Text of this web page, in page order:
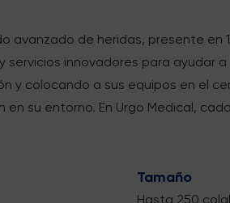
avanzado de heridas, presente en
innovadores para ayudar
y colocando a sus equipos en el
su entorno. En Urgo Medical,
Tamaño
Hasta 250